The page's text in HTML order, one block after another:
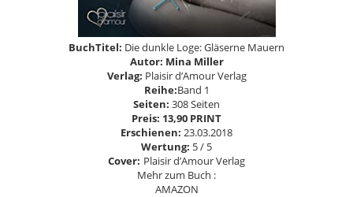
BuchTitel: Die dunkle Loge: Gläserne Mauern
Autor: Mina Miller
Verlag: Plaisir d’Amour Verlag
Reihe:Band 1
Seiten: 308 Seiten
Preis: 13,90 PRINT
Erschienen: 23.03.2018
Wertung: 5 / 5
Cover: Plaisir d’Amour Verlag
Mehr zum Buch :
AMAZON